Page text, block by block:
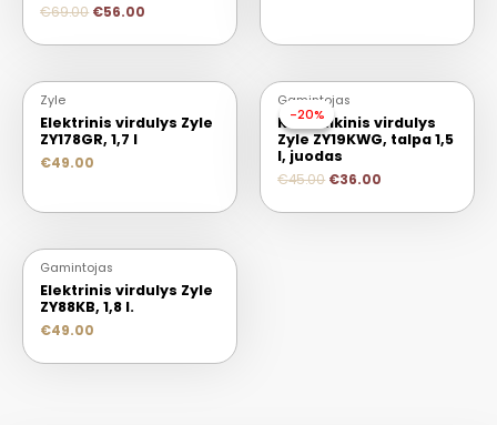
€69.00 €56.00
Zyle
Elektrinis virdulys Zyle
ZY178GR, 1,7 l
€49.00
-20%
-20%
Gamintojas
Keramikinis virdulys
Zyle ZY19KWG, talpa 1,5
l, juodas
€45.00 €36.00
Gamintojas
Elektrinis virdulys Zyle
ZY88KB, 1,8 l.
€49.00